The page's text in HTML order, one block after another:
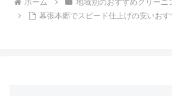
ホーム 地域別のおすすめクリーニ
幕張本郷でスピード仕上げの安いお